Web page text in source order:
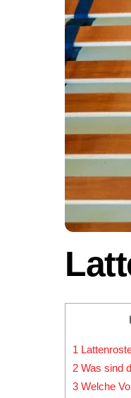
1
2 Was sind
3 Welche